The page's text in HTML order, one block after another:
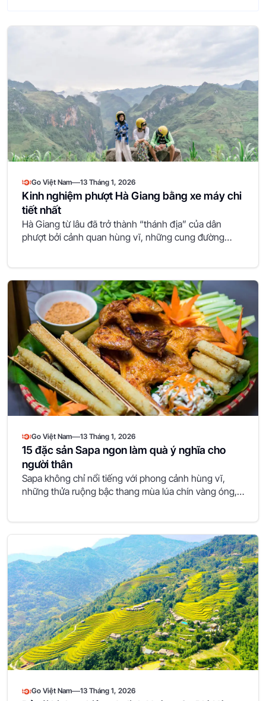
Go Việt Nam—13 Tháng 1, 2026
Kinh nghiệm phượt Hà Giang bằng xe máy chi
tiết nhất
Hà Giang từ lâu đã trở thành “thánh địa” của dân
phượt bởi cảnh quan hùng vĩ, những cung đường…
Go Việt Nam—13 Tháng 1, 2026
15 đặc sản Sapa ngon làm quà ý nghĩa cho
người thân
Sapa không chỉ nổi tiếng với phong cảnh hùng vĩ,
những thửa ruộng bậc thang mùa lúa chín vàng óng,…
Go Việt Nam—13 Tháng 1, 2026